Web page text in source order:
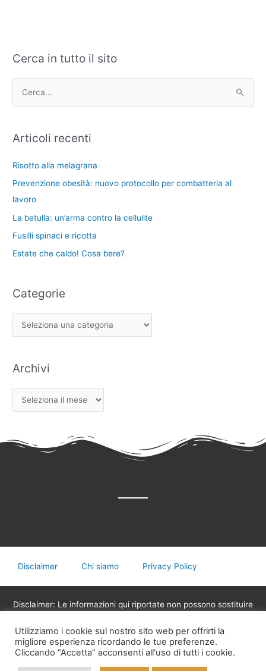
Cerca in tutto il sito
c
Articoli recenti
Risotto alla melagrana
Prevenzione obesità: nuovo protocollo per combatterla al
lavoro
La betulla: un’arma contro la cellulite
Fusilli spinaci e ricotta
Estate che caldo! Cosa bere?
Categorie
C
e
o
i
e
Archivi
A
h
v
Disclaimer Chi siamo Privacy Policy
Disclaimer: Le informazioni qui riportate non possono sostituire
legalmente abilitati alla professione, non devono essere
utilizzate per assumere decisioni riguardanti la propria salute,
eventuali terapie mediche o assunzione di medicinali.
Utilizziamo i cookie sul nostro sito web per offrirti la
migliore esperienza ricordando le tue preferenze.
Cliccando “Accetta” acconsenti all'uso di tutti i cookie.